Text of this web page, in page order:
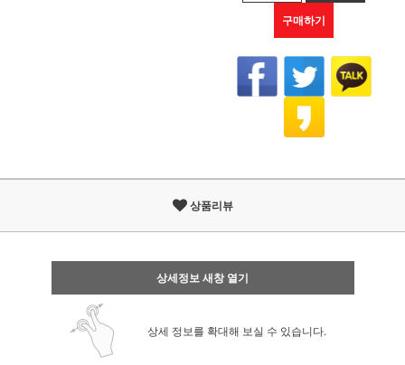
구매하기
상품리뷰
상세정보 새창 열기
상세 정보를 확대해 보실 수 있습니다.